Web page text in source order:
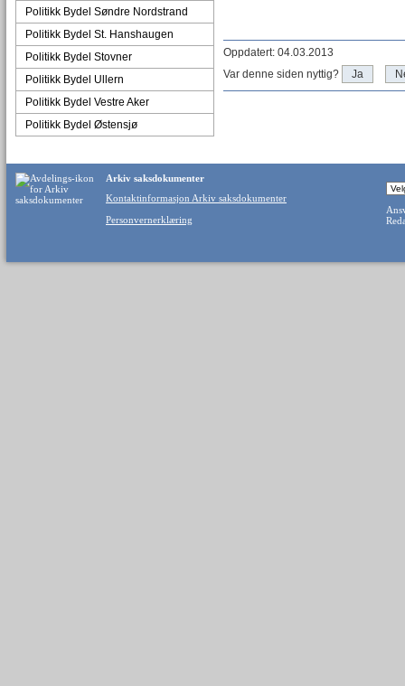
Politikk Bydel Søndre Nordstrand
Politikk Bydel St. Hanshaugen
Politikk Bydel Stovner
Politikk Bydel Ullern
Politikk Bydel Vestre Aker
Politikk Bydel Østensjø
Oppdatert: 04.03.2013
Var denne siden nyttig?
Ja
Arkiv saksdokumenter
Kontaktinformasjon Arkiv saksdokumenter
Personvernerklæring